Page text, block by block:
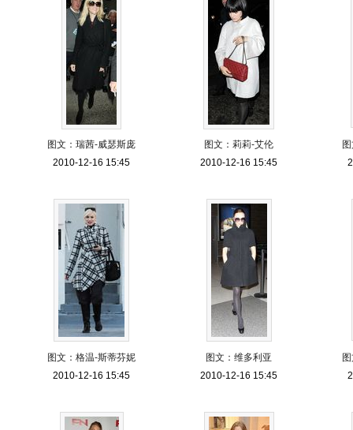
图文：瑞茜-威瑟斯庞
2010-12-16 15:45
图文：莉莉-艾伦
2010-12-16 15:45
图文：格温-斯蒂芬妮
2010-12-16 15:45
图文：维多利亚
2010-12-16 15:45